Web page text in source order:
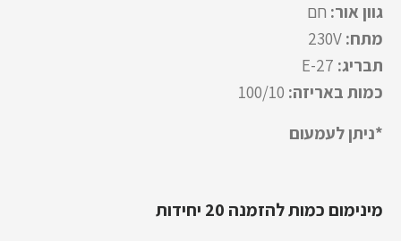
גוון אור: חם
מתח:
תבריג:
כמות באריזה: 100/10
*ניתן לעמעום
מינימום כמות להזמנה 20 יחידות